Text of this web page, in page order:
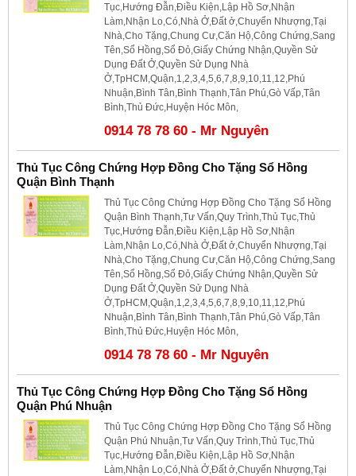
Tục,Hướng Đẫn,Điều Kiện,Lập Hồ Sơ,Nhận
Làm,Nhận Lo,Có,Nhà Ở,Đất ở,Chuyển Nhượng,Tại
Nhà,Cho Tặng,Chung Cư,Căn Hộ,Công Chứng,Sang
Tên,Sổ Hồng,Sổ Đỏ,Giấy Chứng Nhận,Quyền Sử
Dụng Đất Ở,Quyền Sử Dụng Nhà
Ở,TpHCM,Quận,1,2,3,4,5,6,7,8,9,10,11,12,Phú
Nhuận,Bình Tân,Bình Thạnh,Tân Phú,Gò Vấp,Tân
Bình,Thủ Đức,Huyện Hóc Môn,
0914 78 78 60 - Mr Nguyên
Thủ Tục Công Chứng Hợp Đồng Cho Tặng Sổ Hồng
Quận Bình Thạnh
Thủ Tục Công Chứng Hợp Đồng Cho Tặng Sổ Hồng
Quận Bình Thạnh,Tư Vấn,Quy Trình,Thủ Tục,Thủ
Tục,Hướng Đẫn,Điều Kiện,Lập Hồ Sơ,Nhận
Làm,Nhận Lo,Có,Nhà Ở,Đất ở,Chuyển Nhượng,Tại
Nhà,Cho Tặng,Chung Cư,Căn Hộ,Công Chứng,Sang
Tên,Sổ Hồng,Sổ Đỏ,Giấy Chứng Nhận,Quyền Sử
Dụng Đất Ở,Quyền Sử Dụng Nhà
Ở,TpHCM,Quận,1,2,3,4,5,6,7,8,9,10,11,12,Phú
Nhuận,Bình Tân,Bình Thạnh,Tân Phú,Gò Vấp,Tân
Bình,Thủ Đức,Huyện Hóc Môn,
0914 78 78 60 - Mr Nguyên
Thủ Tục Công Chứng Hợp Đồng Cho Tặng Sổ Hồng
Quận Phú Nhuận
Thủ Tục Công Chứng Hợp Đồng Cho Tặng Sổ Hồng
Quận Phú Nhuận,Tư Vấn,Quy Trình,Thủ Tục,Thủ
Tục,Hướng Đẫn,Điều Kiện,Lập Hồ Sơ,Nhận
Làm,Nhận Lo,Có,Nhà Ở,Đất ở,Chuyển Nhượng,Tại